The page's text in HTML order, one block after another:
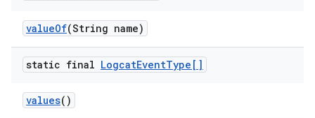
valueOf(String name)
static final LogcatEventType[]
values()